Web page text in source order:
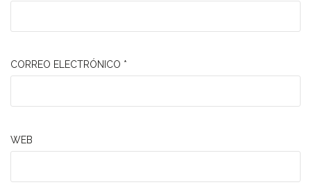
CORREO ELECTRÓNICO *
WEB